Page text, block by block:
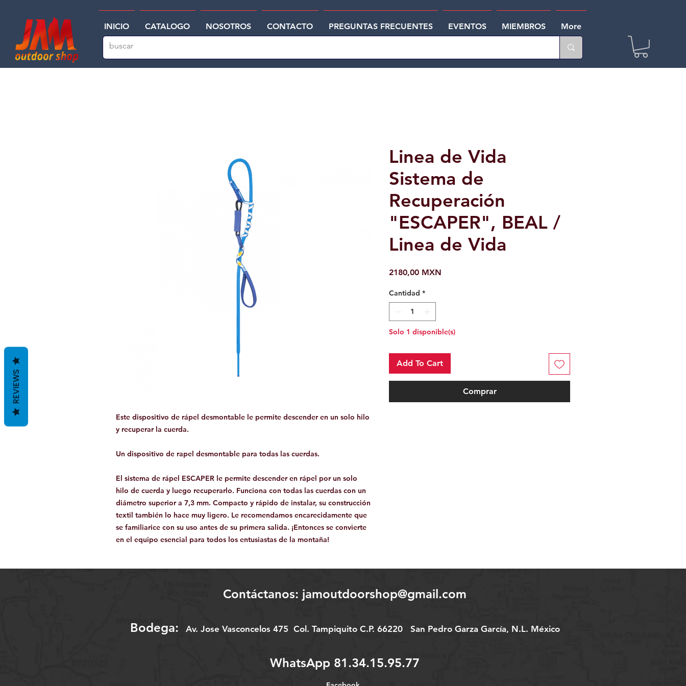
INICIO CATALOGO NOSOTROS CONTACTO PREGUNTAS FRECUENTES EVENTOS MIEMBROS More
Este dispositivo de rápel desmontable le permite descender en un solo hilo
y recuperar la cuerda.
Un dispositivo de rapel desmontable para todas las cuerdas.
El sistema de rápel ESCAPER le permite descender en rápel por un solo
hilo de cuerda y luego recuperarlo. Funciona con todas las cuerdas con un
diámetro superior a 7,3 mm. Compacto y rápido de instalar, su construcción
textil también lo hace muy ligero. Le recomendamos encarecidamente que
se familiarice con su uso antes de su primera salida. ¡Entonces se convierte
en el equipo esencial para todos los entusiastas de la montaña!
Linea de Vida
Sistema de
Recuperación
"ESCAPER", BEAL /
Linea de Vida
2180,00 MXN
Cantidad *
Solo 1 disponible(s)
Add To Cart
Comprar
Contáctanos: jamoutdoorshop@gmail.com
Bodega: Av. Jose Vasconcelos 475 Col. Tampiquito C.P. 66220 San Pedro Garza García, N.L. México
WhatsApp 81.34.15.95.77
REVIEWS